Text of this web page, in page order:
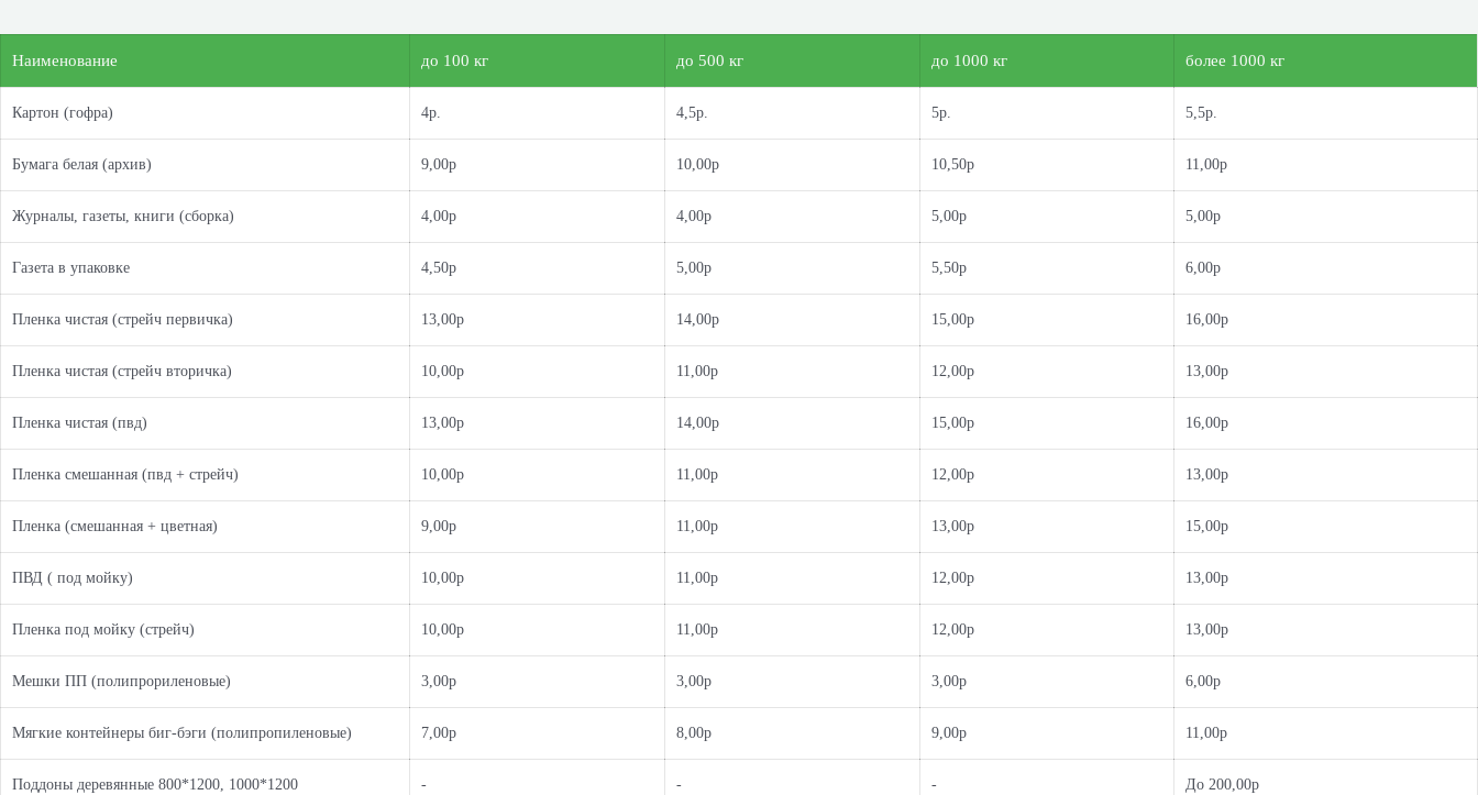
Наименование до 100 кг до 500 кг до 1000 кг более 1000 кг
Картон (гофра) 4р. 4,5р. 5р. 5,5р.
Бумага белая (архив) 9,00р 10,00р 10,50р 11,00р
Журналы, газеты, книги (сборка) 4,00р 4,00р 5,00р 5,00р
Газета в упаковке 4,50р 5,00р 5,50р 6,00р
Пленка чистая (стрейч первичка) 13,00р 14,00р 15,00р 16,00р
Пленка чистая (стрейч вторичка) 10,00р 11,00р 12,00р 13,00р
Пленка чистая (пвд) 13,00р 14,00р 15,00р 16,00р
Пленка смешанная (пвд + стрейч) 10,00р 11,00р 12,00р 13,00р
Пленка (смешанная + цветная) 9,00р 11,00р 13,00р 15,00р
ПВД ( под мойку) 10,00р 11,00р 12,00р 13,00р
Пленка под мойку (стрейч) 10,00р 11,00р 12,00р 13,00р
Мешки ПП (полипрориленовые) 3,00р 3,00р 3,00р 6,00р
Мягкие контейнеры биг-бэги (полипропиленовые) 7,00р 8,00р 9,00р 11,00р
Поддоны деревянные 800*1200, 1000*1200 - - - До 200,00р